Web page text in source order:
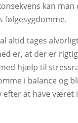
kan man
følgesygdomme.
altid tages
er, at der er
hjælp til
i balance og
efter at have været